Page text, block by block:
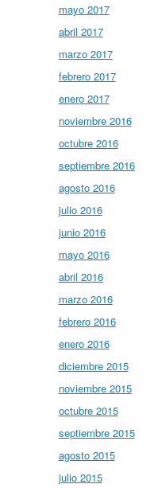
mayo 2017
abril 2017
marzo 2017
febrero 2017
enero 2017
noviembre 2016
octubre 2016
septiembre 2016
agosto 2016
julio 2016
junio 2016
mayo 2016
abril 2016
marzo 2016
febrero 2016
enero 2016
diciembre 2015
noviembre 2015
octubre 2015
septiembre 2015
agosto 2015
julio 2015